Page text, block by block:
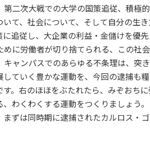
二次大戦での大学の国策追従、積極
いて、社会について、そして自分の生
に追従し、大企業の利益・金儲けを優
めに労働者が切り捨てられる、この社
ャンパスでのあらゆる不条理は、突
していく豊かな運動を、今回の逮捕も
。右のほほをぶたれたら、みぞおち
わくわくする運動をつくりましょう。
ずは同時期に逮捕されたカルロス・